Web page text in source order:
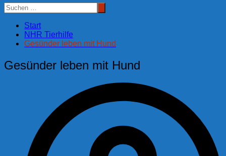
Start
NHR Tierhilfe
Gesünder leben mit Hund
Gesünder leben mit Hund